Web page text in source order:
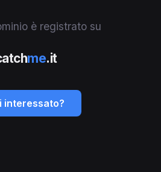
è registrato su
me.it
interessato?